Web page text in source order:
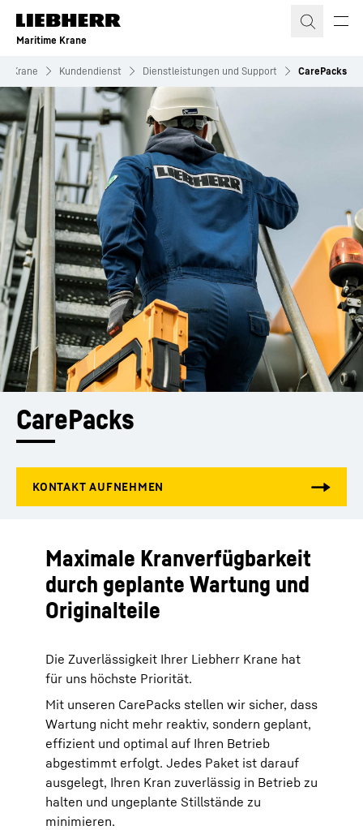
Zum Inhalt springen
Maritime Krane
Krane Kundendienst Dienstleistungen und Support CarePacks
CarePacks
Maximale Kranverfügbarkeit
durch geplante Wartung und
Originalteile
Die Zuverlässigkeit Ihrer Liebherr Krane hat
für uns höchste Priorität.
Mit unseren CarePacks stellen wir sicher, dass
Wartung nicht mehr reaktiv, sondern geplant,
effizient und optimal auf Ihren Betrieb
abgestimmt erfolgt. Jedes Paket ist darauf
ausgelegt, Ihren Kran zuverlässig in Betrieb zu
halten und ungeplante Stillstände zu
minimieren.